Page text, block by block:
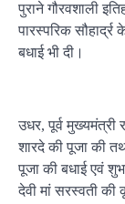
पुराने गौरवशाली
पारस्परिक
बधाई भी दी।
उधर, पूर्व मुख्यमंत्री
शारदे की पूजा की
पूजा की बधाई एवं
देवी मां सरस्वती की